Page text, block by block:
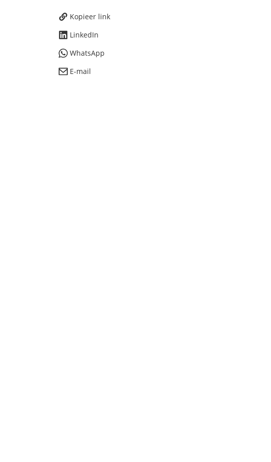
Kopieer link
LinkedIn
WhatsApp
E-mail